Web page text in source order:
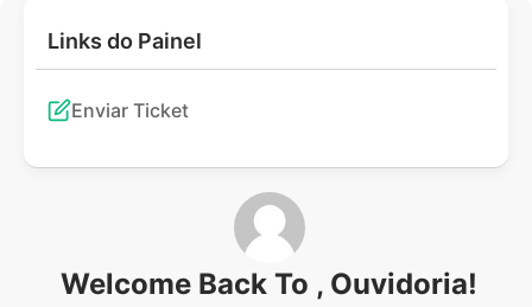
Links do Painel
Enviar Ticket
Welcome Back To , Ouvidoria!